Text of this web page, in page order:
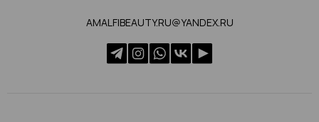
AMALFIBEAUTY.RU@YANDEX.RU